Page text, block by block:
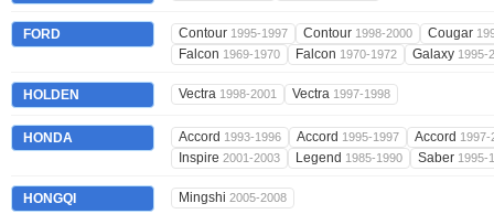
FORD Contour 1995-1997 Contour 1998-2000 Cougar
Falcon 1969-1970 Falcon 1970-1972 Galaxy 1995-
HOLDEN Vectra 1998-2001 Vectra 1997-1998
HONDA Accord 1993-1996 Accord 1995-1997 Accord 1997-
Inspire 2001-2003 Legend 1985-1990 Saber 1995-
HONGQI Mingshi 2005-2008